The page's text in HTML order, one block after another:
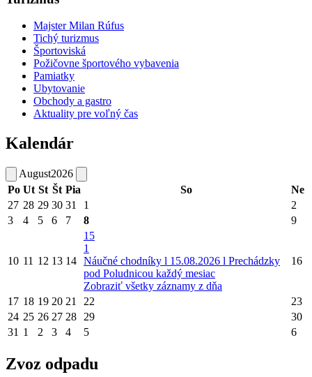
Majster Milan Rúfus
Tichý turizmus
Športoviská
Požičovne športového vybavenia
Pamiatky
Ubytovanie
Obchody a gastro
Aktuality pre voľný čas
Kalendár
August2026
Po Ut St Št Pia So
Ne
27 28 29 30 31 1
2
3
4 5 6 7 8 9
10 11 12 13 14
15
1
Náučné chodníky l 15.08.2026 l Prechádzky
pod Poludnicou každý mesiac
Zobraziť všetky záznamy z dňa
16
17 18 19 20 21 22
23
24 25 26 27 28 29
30
31 1 2 3 4 5 6
Zvoz odpadu